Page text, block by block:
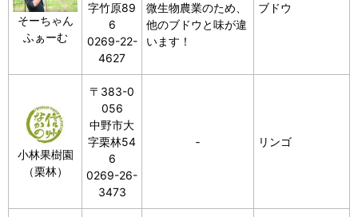
そーちゃん
ふぁーむ
字竹原89
6
0269-22-
4627
微生物農業のため、
他のブドウと味が違
います！
ブドウ
小林果樹園
（栗林）
〒383-0
056
中野市大
字栗林54
6
0269-26-
3473
‐ リンゴ